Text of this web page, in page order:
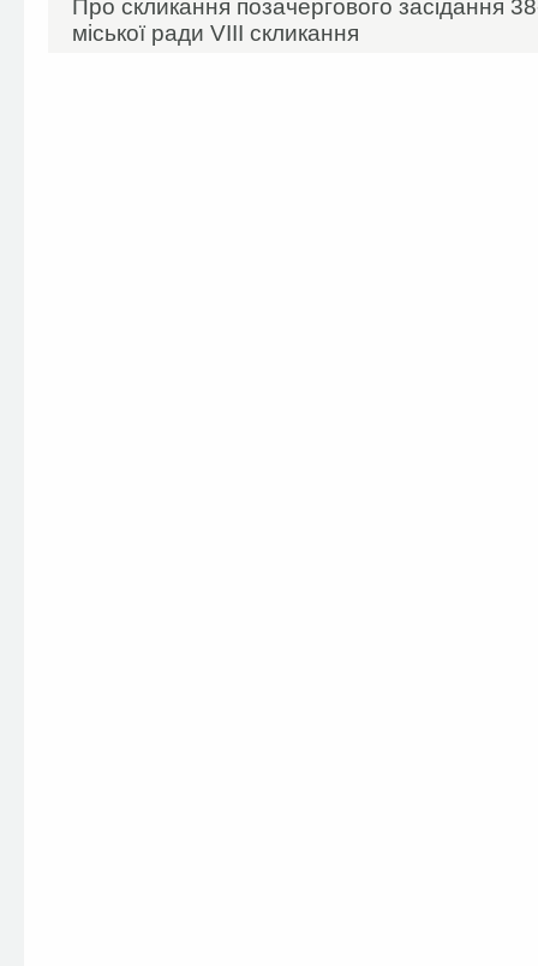
Про скликання позачергового засідання 38-
міської ради VIIІ скликання